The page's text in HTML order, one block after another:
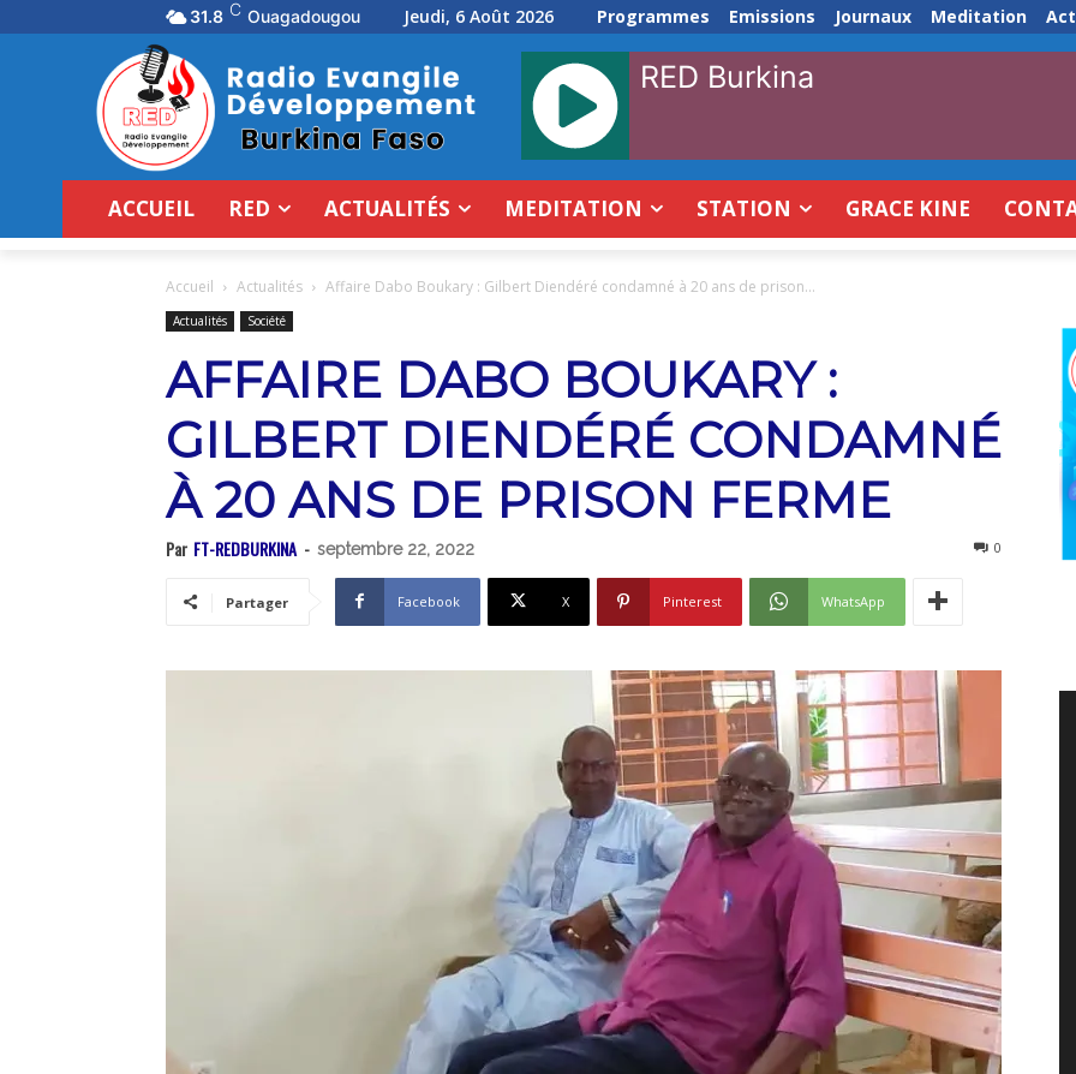
31.8 C Ouagadougou Jeudi, 6 Août 2026 Programmes Emissions Journaux Meditation
RED Burkina
ACCUEIL RED ACTUALITÉS MEDITATION STATION GRACE KINE
Accueil Actualités Affaire Dabo Boukary : Gilbert Diendéré condamné à 20 ans de prison...
Actualités Société
AFFAIRE DABO BOUKARY :
GILBERT DIENDÉRÉ CONDAMNÉ
À 20 ANS DE PRISON FERME
Par FT-REDBURKINA - septembre 22, 2022 0
Partager Facebook X Pinterest WhatsApp